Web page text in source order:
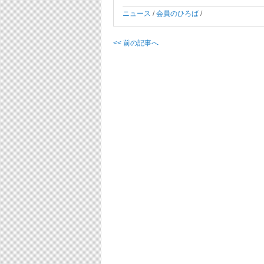
ニュース /会員のひろば /
<< 前の記事へ